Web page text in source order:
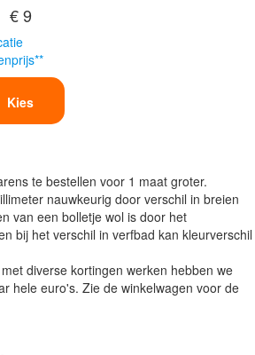
€ 9
Kies
te bestellen voor 1 maat groter.
nauwkeurig door verschil in breien
van een bolletje wol is door het
bij het verschil in verfbad kan kleurverschil
diverse kortingen werken hebben we
hele euro's. Zie de winkelwagen voor de